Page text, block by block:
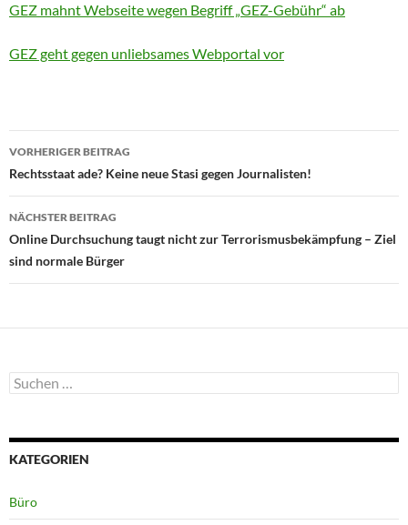
GEZ mahnt Webseite wegen Begriff „GEZ-Gebühr“ ab
GEZ geht gegen unliebsames Webportal vor
Beitragsnavigation
VORHERIGER BEITRAG
Rechtsstaat ade? Keine neue Stasi gegen Journalisten!
NÄCHSTER BEITRAG
Online Durchsuchung taugt nicht zur Terrorismusbekämpfung – Ziel
sind normale Bürger
Suchen
nach:
KATEGORIEN
Büro